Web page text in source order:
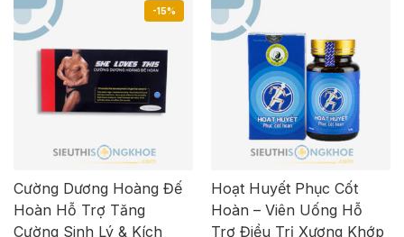
-15%
Cường Dương Hoàng Đế
Hoàn Hỗ Trợ Tăng
Cường Sinh Lý & Kích
Hoạt Huyết Phục Cốt
Hoàn – Viên Uống Hỗ
Trợ Điều Trị Xương Khớp